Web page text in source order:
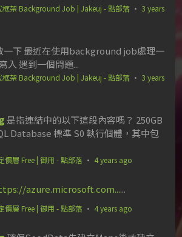
框架 Background Job | Jakeuj - 點部落 · 3 years
一下 最近在使用background job處理一
入 遇到一個問題...
框架 Background Job | Jakeuj - 點部落 · 3 years
是指連結中的以下這段內容嗎？ 250GB
Database 標準 S0 執行個體，其中包
價層 Free | 御用 - 點部落 · 4 years ago
azure.microsoft.com......
價層 Free | 御用 - 點部落 · 4 years ago